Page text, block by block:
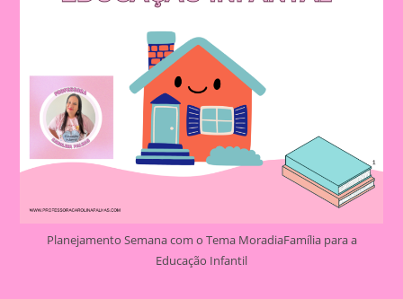
Planejamento Semana com o Tema MoradiaFamília para a
Educação Infantil